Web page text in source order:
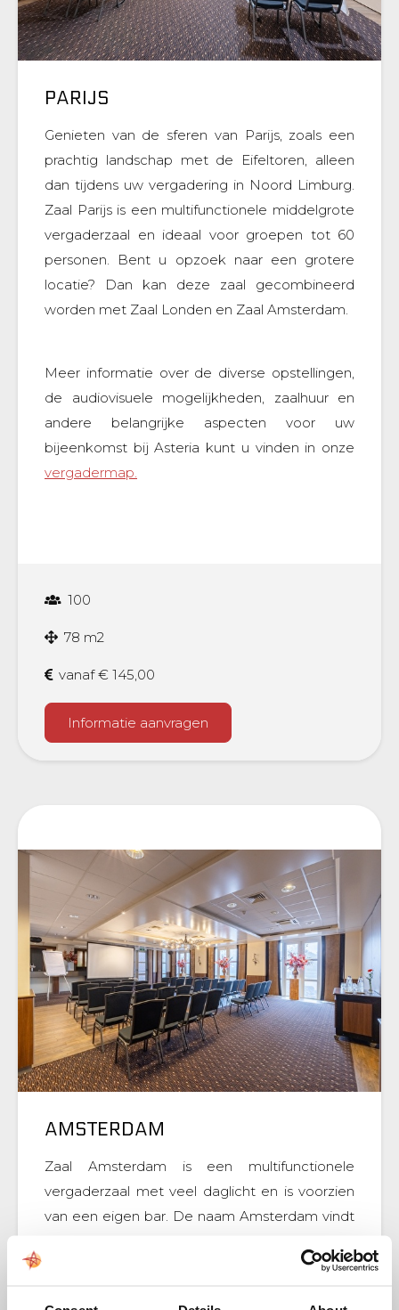
PARIJS
Genieten van de sferen van Parijs, zoals een
prachtig landschap met de Eifeltoren, alleen
dan tijdens uw vergadering in Noord Limburg.
Zaal Parijs is een multifunctionele middelgrote
vergaderzaal en ideaal voor groepen tot 60
personen. Bent u opzoek naar een grotere
locatie? Dan kan deze zaal gecombineerd
worden met Zaal Londen en Zaal Amsterdam.
Meer informatie over de diverse opstellingen,
de audiovisuele mogelijkheden, zaalhuur en
andere belangrijke aspecten voor uw
bijeenkomst bij Asteria kunt u vinden in onze
vergadermap.
100
78 m2
vanaf € 145,00
Informatie aanvragen
AMSTERDAM
Zaal Amsterdam is een multifunctionele
vergaderzaal met veel daglicht en is voorzien
van een eigen bar. De naam Amsterdam vindt
andere de mooie grachtenpanden van onze